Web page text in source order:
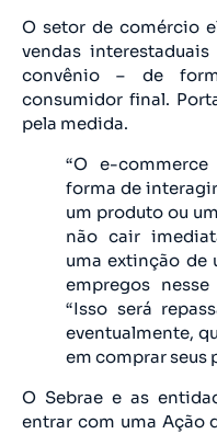
O setor de comércio
vendas
convênio – de
consumidor final.
pela medida.
“O e-
forma de
um produto ou
não cair
uma extinção de
empregos
“Isso será
eventualmente,
em comprar seus
O Sebrae e as
entrar com uma Ação